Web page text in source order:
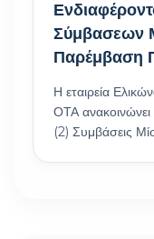
Σύμβασεων
Παρέμβαση
Η εταιρεία
ΟΤΑ ανακοινώνει
(2) Συμβάσεις